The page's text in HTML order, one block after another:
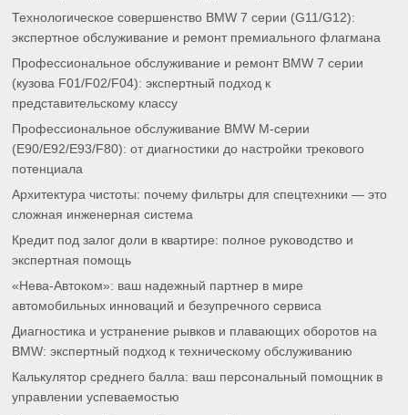
Технологическое совершенство BMW 7 серии (G11/G12):
экспертное обслуживание и ремонт премиального флагмана
Профессиональное обслуживание и ремонт BMW 7 серии
(кузова F01/F02/F04): экспертный подход к
представительскому классу
Профессиональное обслуживание BMW M-серии
(E90/E92/E93/F80): от диагностики до настройки трекового
потенциала
Архитектура чистоты: почему фильтры для спецтехники — это
сложная инженерная система
Кредит под залог доли в квартире: полное руководство и
экспертная помощь
«Нева-Автоком»: ваш надежный партнер в мире
автомобильных инноваций и безупречного сервиса
Диагностика и устранение рывков и плавающих оборотов на
BMW: экспертный подход к техническому обслуживанию
Калькулятор среднего балла: ваш персональный помощник в
управлении успеваемостью